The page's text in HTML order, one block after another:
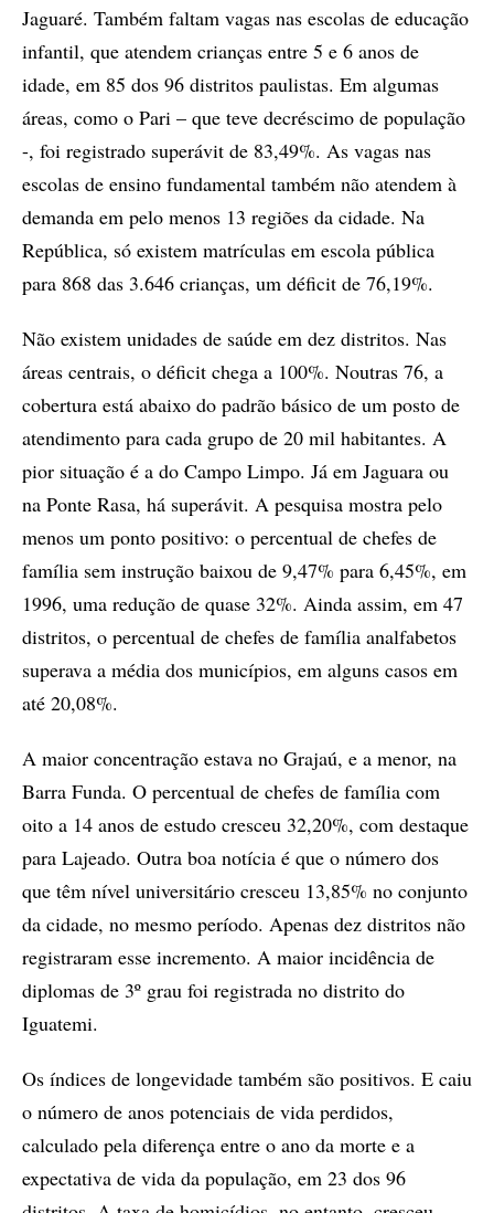
Jaguaré. Também faltam vagas nas escolas de educação
infantil, que atendem crianças entre 5 e 6 anos de
idade, em 85 dos 96 distritos paulistas. Em algumas
áreas, como o Pari – que teve decréscimo de população
-, foi registrado superávit de 83,49%. As vagas nas
escolas de ensino fundamental também não atendem à
demanda em pelo menos 13 regiões da cidade. Na
República, só existem matrículas em escola pública
para 868 das 3.646 crianças, um déficit de 76,19%.
Não existem unidades de saúde em dez distritos. Nas
áreas centrais, o déficit chega a 100%. Noutras 76, a
cobertura está abaixo do padrão básico de um posto de
atendimento para cada grupo de 20 mil habitantes. A
pior situação é a do Campo Limpo. Já em Jaguara ou
na Ponte Rasa, há superávit. A pesquisa mostra pelo
menos um ponto positivo: o percentual de chefes de
família sem instrução baixou de 9,47% para 6,45%, em
1996, uma redução de quase 32%. Ainda assim, em 47
distritos, o percentual de chefes de família analfabetos
superava a média dos municípios, em alguns casos em
até 20,08%.
A maior concentração estava no Grajaú, e a menor, na
Barra Funda. O percentual de chefes de família com
oito a 14 anos de estudo cresceu 32,20%, com destaque
para Lajeado. Outra boa notícia é que o número dos
que têm nível universitário cresceu 13,85% no conjunto
da cidade, no mesmo período. Apenas dez distritos não
registraram esse incremento. A maior incidência de
diplomas de 3º grau foi registrada no distrito do
Iguatemi.
Os índices de longevidade também são positivos. E caiu
o número de anos potenciais de vida perdidos,
calculado pela diferença entre o ano da morte e a
expectativa de vida da população, em 23 dos 96